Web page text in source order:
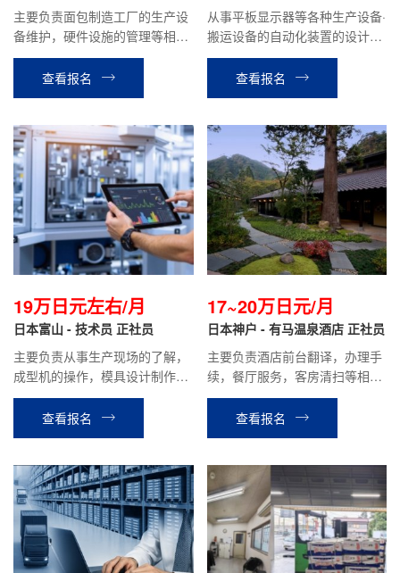
主要负责面包制造工厂的生产设
备维护，硬件设施的管理等相关
工作。
查看报名
从事平板显示器等各种生产设备·
搬运设备的自动化装置的设计工
作。负责初期的沟通，设计，生
产，试运行等全程业务。
查看报名
19万日元左右/月
日本富山 - 技术员 正社员
主要负责从事生产现场的了解，
成型机的操作，模具设计制作等
相关工作。
查看报名
17~20万日元/月
日本神户 - 有马温泉酒店 正社员
主要负责酒店前台翻译，办理手
续，餐厅服务，客房清扫等相关
工作。
查看报名